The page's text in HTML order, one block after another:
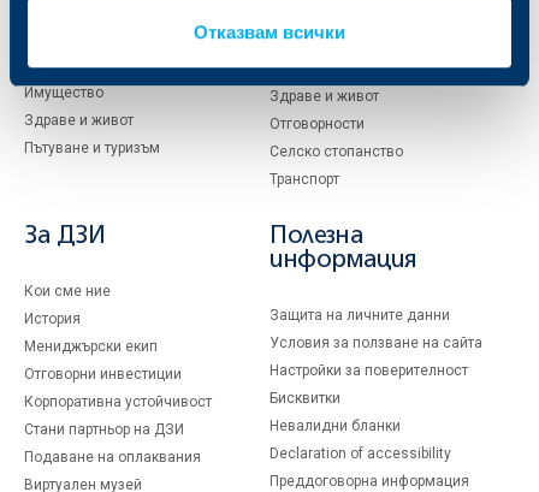
Отказвам всички
Автомобили
Имущество
Здраве и живот
Пътуване и туризъм
Автомобили
Имущество
Здраве и живот
Отговорности
Селско стопанство
Транспорт
За ДЗИ
Кои сме ние
История
Мениджърски екип
Отговорни инвестиции
Корпоративна устойчивост
Стани партньор на ДЗИ
Подаване на оплаквания
Виртуален музей
Полезна
информация
Защита на личните данни
Условия за ползване на сайта
Настройки за поверителност
Бисквитки
Невалидни бланки
Declaration of accessibility
Преддоговорна информация